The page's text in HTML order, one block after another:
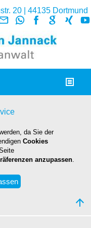
20 | 44135 Dortmund
da Sie der
Cookies
anzupassen.